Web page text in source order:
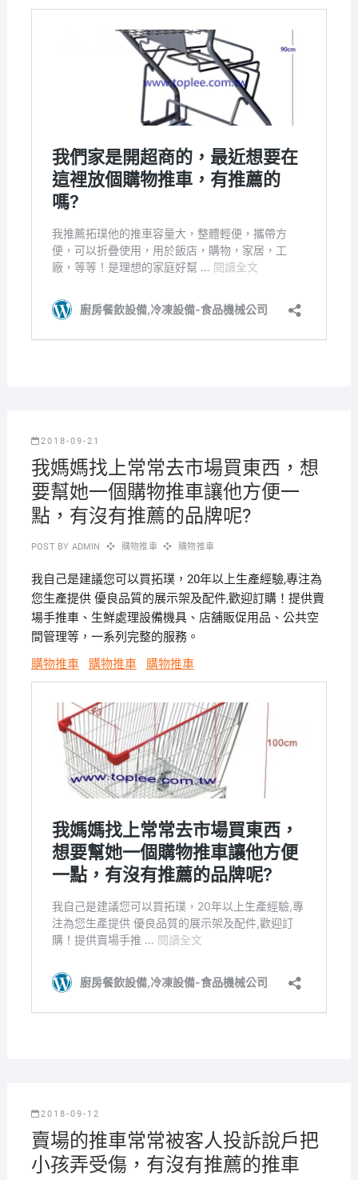
2018-09-21
我媽媽找上常常去市場買東西，想
要幫她一個購物推車讓他方便一
點，有沒有推薦的品牌呢?
POST BY ADMIN 購物推車 購物推車
我自己是建議您可以買拓璞，20年以上生產經驗,專注為
您生產提供 優良品質的展示架及配件,歡迎訂購！提供賣
場手推車、生鮮處理設備機具、店舖販促用品、公共空
間管理等，一系列完整的服務。
購物推車
購物推車 購物推車
2018-09-12
賣場的推車常常被客人投訴說戶把
小孩弄受傷，有沒有推薦的推車